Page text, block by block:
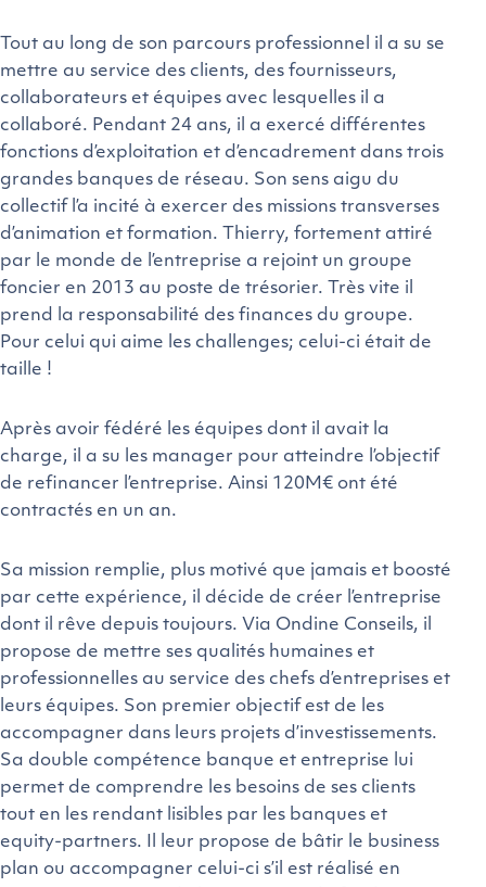
Tout au long de son parcours professionnel il a su se
mettre au service des clients, des fournisseurs,
collaborateurs et équipes avec lesquelles il a
collaboré. Pendant 24 ans, il a exercé différentes
fonctions d’exploitation et d’encadrement dans trois
grandes banques de réseau. Son sens aigu du
collectif l’a incité à exercer des missions transverses
d’animation et formation. Thierry, fortement attiré
par le monde de l’entreprise a rejoint un groupe
foncier en 2013 au poste de trésorier. Très vite il
prend la responsabilité des finances du groupe.
Pour celui qui aime les challenges; celui-ci était de
taille !
Après avoir fédéré les équipes dont il avait la
charge, il a su les manager pour atteindre l’objectif
de refinancer l’entreprise. Ainsi 120M€ ont été
contractés en un an.
Sa mission remplie, plus motivé que jamais et boosté
par cette expérience, il décide de créer l’entreprise
dont il rêve depuis toujours. Via Ondine Conseils, il
propose de mettre ses qualités humaines et
professionnelles au service des chefs d’entreprises et
leurs équipes. Son premier objectif est de les
accompagner dans leurs projets d’investissements.
Sa double compétence banque et entreprise lui
permet de comprendre les besoins de ses clients
tout en les rendant lisibles par les banques et
equity-partners. Il leur propose de bâtir le business
plan ou accompagner celui-ci s’il est réalisé en